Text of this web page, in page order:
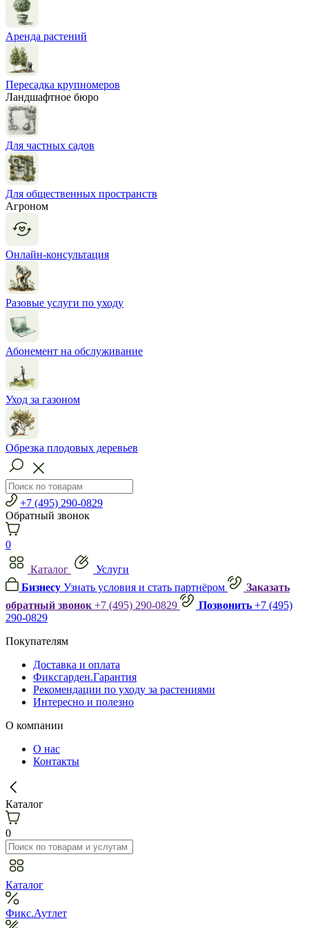
Аренда растений
Пересадка крупномеров
Ландшафтное бюро
Для частных садов
Для общественных пространств
Агроном
Онлайн-консультация
Разовые услуги по уходу
Абонемент на обслуживание
Уход за газоном
Обрезка плодовых деревьев
+7 (495) 290-0829
Обратный звонок
0
Каталог
Услуги
Бизнесу Узнать условия и стать партнёром
Заказать
обратный звонок +7 (495) 290-0829 Позвонить +7 (495)
290-0829
Покупателям
Доставка и оплата
Фиксгарден.Гарантия
Рекомендации по уходу за растениями
Интересно и полезно
О компании
О нас
Контакты
Каталог
0
Каталог
Фикс.Аутлет